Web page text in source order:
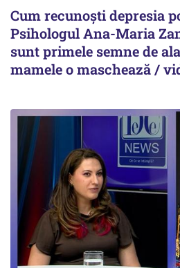
Cum recunoști depresia
Psihologul Ana-Maria
sunt primele semne de
mamele o maschează /